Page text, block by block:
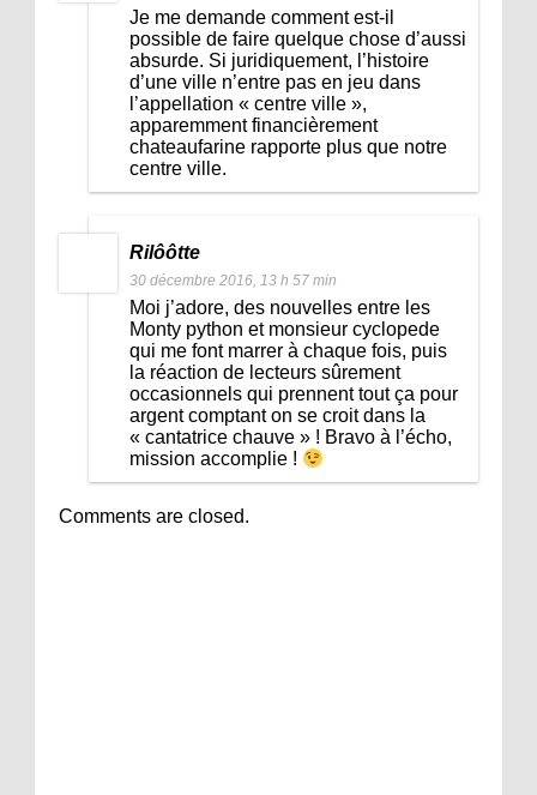
Je me demande comment est-il
possible de faire quelque chose d’aussi
absurde. Si juridiquement, l’histoire
d’une ville n’entre pas en jeu dans
l’appellation « centre ville »,
apparemment financièrement
chateaufarine rapporte plus que notre
centre ville.
Rilôôtte
30 décembre 2016, 13 h 57 min
Moi j’adore, des nouvelles entre les
Monty python et monsieur cyclopede
qui me font marrer à chaque fois, puis
la réaction de lecteurs sûrement
occasionnels qui prennent tout ça pour
argent comptant on se croit dans la
« cantatrice chauve » ! Bravo à l’écho,
mission accomplie !
Comments are closed.